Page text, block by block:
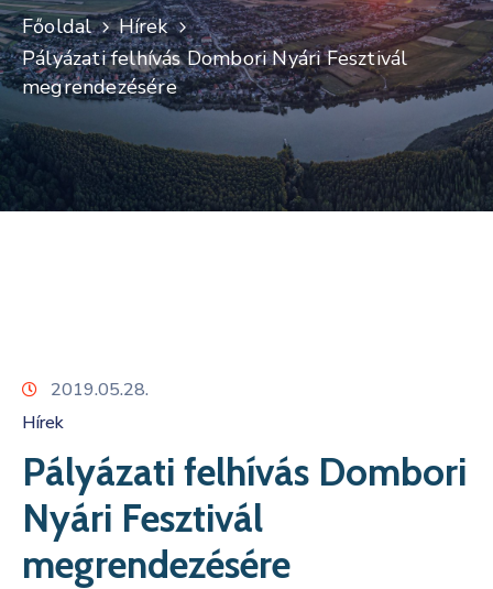
Turisztika
Választási
Információk
Események
Kapcsolat
Főoldal
Hírek
Pályázati felhívás Dombori Nyári Fesztivál
megrendezésére
2019.05.28.
Hírek
Pályázati felhívás Dombori
Nyári Fesztivál
megrendezésére